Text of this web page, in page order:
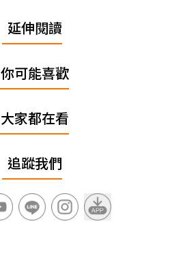
延伸閱讀
你可能喜歡
大家都在看
追蹤我們